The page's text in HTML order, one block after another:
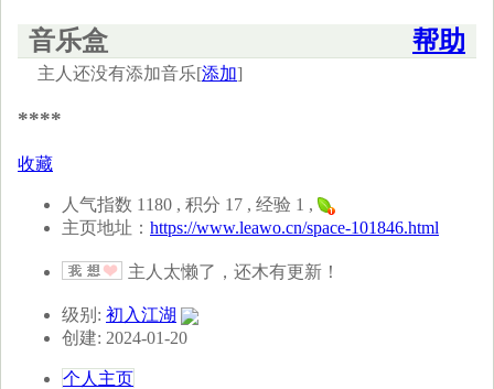
帮助
音乐盒
主人还没有添加音乐[添加]
****
收藏
人气指数 1180 , 积分 17 , 经验 1 ,
主页地址： https://www.leawo.cn/space-101846.html
主人太懒了，还木有更新！
级别: 初入江湖
创建: 2024-01-20
个人主页